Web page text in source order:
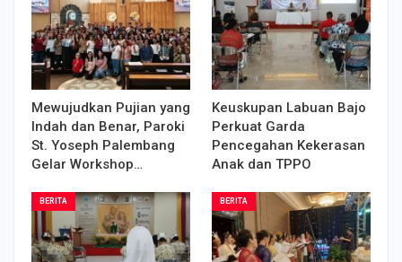
Mewujudkan Pujian yang
Indah dan Benar, Paroki
St. Yoseph Palembang
Gelar Workshop…
Keuskupan Labuan Bajo
Perkuat Garda
Pencegahan Kekerasan
Anak dan TPPO
BERITA BERITA